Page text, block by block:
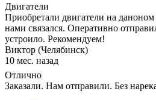
Двигатели
Приобретали двигатели на
нами связался. Оперативно
устроило. Рекомендуем!
Виктор (Челябинск)
10 мес. назад
Отлично
Заказали. Нам отправили. Без